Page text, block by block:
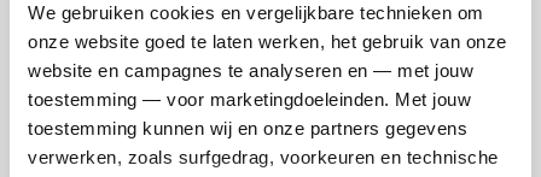
We gebruiken cookies en vergelijkbare technieken om
onze website goed te laten werken, het gebruik van onze
website en campagnes te analyseren en — met jouw
toestemming — voor marketingdoeleinden. Met jouw
toestemming kunnen wij en onze partners gegevens
verwerken, zoals surfgedrag, voorkeuren en technische